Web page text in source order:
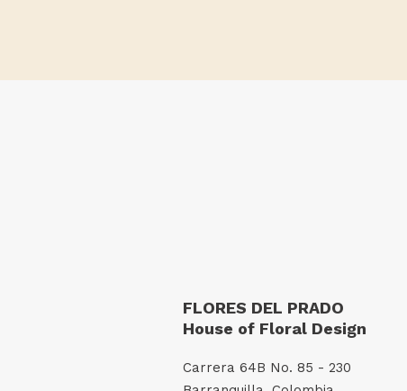
FLORES DEL PRADO
House of Floral Design
Carrera 64B No. 85 - 230